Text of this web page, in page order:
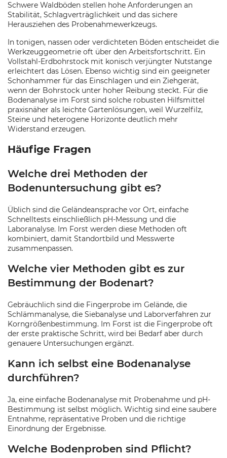
Schwere Waldböden stellen hohe Anforderungen an
Stabilität, Schlagverträglichkeit und das sichere
Herausziehen des Probenahmewerkzeugs.
In tonigen, nassen oder verdichteten Böden entscheidet die
Werkzeuggeometrie oft über den Arbeitsfortschritt. Ein
Vollstahl-Erdbohrstock mit konisch verjüngter Nutstange
erleichtert das Lösen. Ebenso wichtig sind ein geeigneter
Schonhammer für das Einschlagen und ein Ziehgerät,
wenn der Bohrstock unter hoher Reibung steckt. Für die
Bodenanalyse im Forst sind solche robusten Hilfsmittel
praxisnäher als leichte Gartenlösungen, weil Wurzelfilz,
Steine und heterogene Horizonte deutlich mehr
Widerstand erzeugen.
Häufige Fragen
Welche drei Methoden der
Bodenuntersuchung gibt es?
Üblich sind die Geländeansprache vor Ort, einfache
Schnelltests einschließlich pH-Messung und die
Laboranalyse. Im Forst werden diese Methoden oft
kombiniert, damit Standortbild und Messwerte
zusammenpassen.
Welche vier Methoden gibt es zur
Bestimmung der Bodenart?
Gebräuchlich sind die Fingerprobe im Gelände, die
Schlämmanalyse, die Siebanalyse und Laborverfahren zur
Korngrößenbestimmung. Im Forst ist die Fingerprobe oft
der erste praktische Schritt, wird bei Bedarf aber durch
genauere Untersuchungen ergänzt.
Kann ich selbst eine Bodenanalyse
durchführen?
Ja, eine einfache Bodenanalyse mit Probenahme und pH-
Bestimmung ist selbst möglich. Wichtig sind eine saubere
Entnahme, repräsentative Proben und die richtige
Einordnung der Ergebnisse.
Welche Bodenproben sind Pflicht?